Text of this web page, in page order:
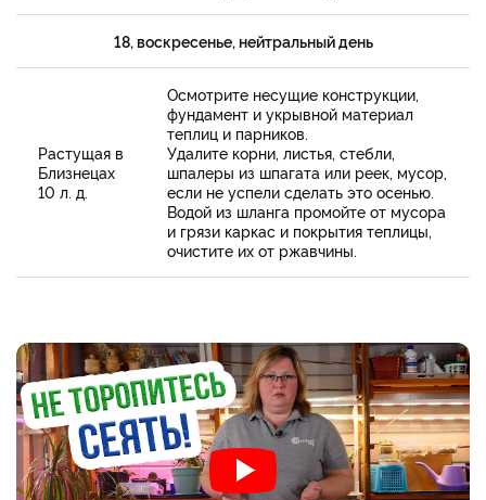
18, воскресенье, нейтральный день
Растущая в
Близнецах
10 л. д.
Осмотрите несущие конструкции,
фундамент и укрывной материал
теплиц и парников.
Удалите корни, листья, стебли,
шпалеры из шпагата или реек, мусор,
если не успели сделать это осенью.
Водой из шланга промойте от мусора
и грязи каркас и покрытия теплицы,
очистите их от ржавчины.